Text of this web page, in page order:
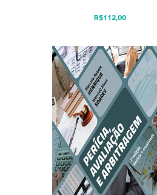
R$112,00